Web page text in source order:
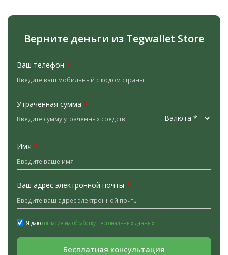
Верните деньги из Tegwallet Store
Ваш телефон *
Утраченная сумма *
Имя *
Ваш адрес электронной почты *
Я даю согласие на обработку персональных данных.
Бесплатная консультация